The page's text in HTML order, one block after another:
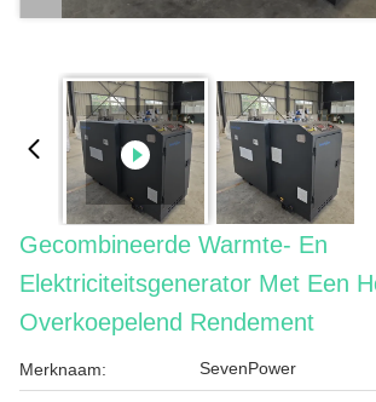
Gecombineerde Warmte- En
Elektriciteitsgenerator Met Een
Overkoepelend Rendement
Merknaam: SevenPower